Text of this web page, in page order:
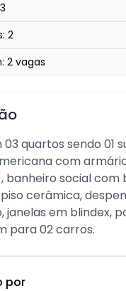
3
2
2 vagas
quartos sendo 01
com
banheiro social com
cerâmica,
janelas em blindex,
para 02 carros.
por